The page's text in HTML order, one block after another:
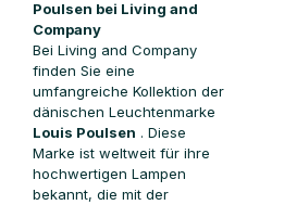
Poulsen bei Living and
Company
Bei Living and Company
finden Sie eine
umfangreiche Kollektion der
dänischen Leuchtenmarke
Louis Poulsen . Diese
Marke ist weltweit für ihre
hochwertigen Lampen
bekannt, die mit der